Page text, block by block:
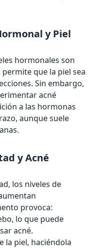
y Piel
hormonales son
que la piel sea
Sin embargo,
acné
a las hormonas
aunque suele
y Acné
los niveles de
provoca:
lo que puede
acné.
la piel, haciéndola